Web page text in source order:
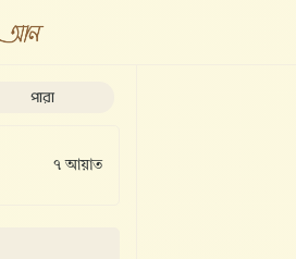
পারা
৭ আয়াত